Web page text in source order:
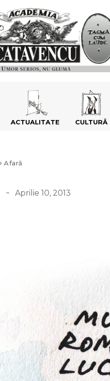
ACTUALITATE CULTURĂ
Afară
Aprilie 10, 2013